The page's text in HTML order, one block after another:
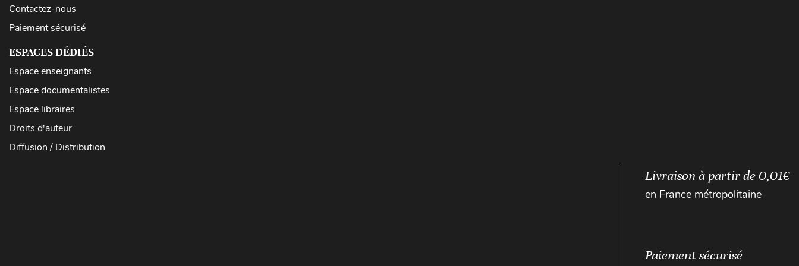
Contactez-nous
Paiement sécurisé
ESPACES DÉDIÉS
Espace enseignants
Espace documentalistes
Espace libraires
Droits d'auteur
Diffusion / Distribution
Livraison à partir de 0,01€
en France métropolitaine
Paiement sécurisé